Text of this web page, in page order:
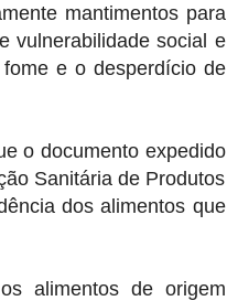
mantimentos para
vulnerabilidade social e
e o desperdício de
o documento expedido
Sanitária de Produtos
dos alimentos que
alimentos de origem